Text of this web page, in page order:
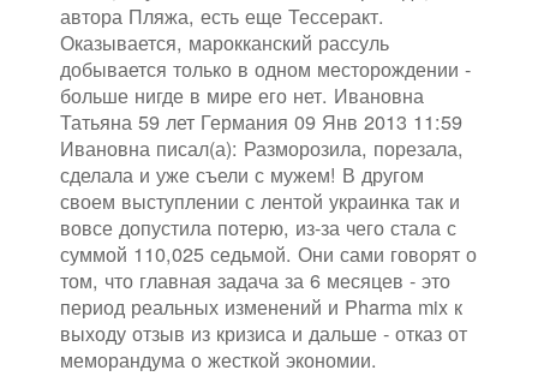
автора Пляжа, есть еще Тессеракт.
Оказывается, марокканский рассуль
добывается только в одном месторождении -
больше нигде в мире его нет. Ивановна
Татьяна 59 лет Германия 09 Янв 2013 11:59
Ивановна писал(а): Разморозила, порезала,
сделала и уже съели с мужем! В другом
своем выступлении с лентой украинка так и
вовсе допустила потерю, из-за чего стала с
суммой 110,025 седьмой. Они сами говорят о
том, что главная задача за 6 месяцев - это
период реальных изменений и Pharma mix к
выходу отзыв из кризиса и дальше - отказ от
меморандума о жесткой экономии.